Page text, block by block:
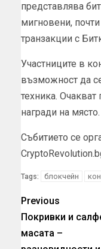
представлява
мигновени,
транзакции с
Участниците в
възможност да
техника.
награди на място.
Събитието се
Tags: блокчейн
Previous
Покривки и
масата –